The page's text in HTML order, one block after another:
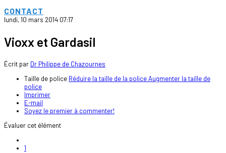
CONTACT
lundi, 10 mars 2014 07:17
Vioxx et Gardasil
Écrit par Dr Philippe de Chazournes
Taille de police Réduire la taille de la policeAugmenter la taille de
police
Imprimer
E-mail
Soyez le premier à commenter!
Évaluer cet élément
1